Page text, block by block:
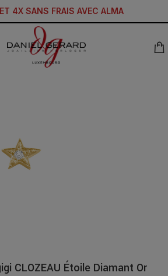
4X SANS FRAIS AVEC ALMA
CLOZEAU Étoile Diamant Or